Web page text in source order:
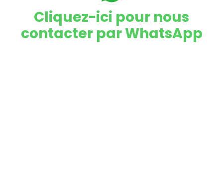
Cliquez-ici pour nous
contacter par WhatsApp